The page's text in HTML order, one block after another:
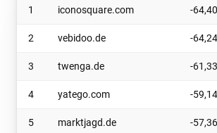
1 iconosquare.com -64,40
2 vebidoo.de -64,24
3 twenga.de -61,33
4 yatego.com -59,14
5 marktjagd.de -57,36